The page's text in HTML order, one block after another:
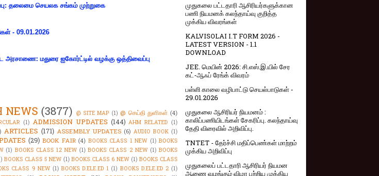
தலைமை செயலக சங்கம் முற்றுகை
- 09.01.2026
அரசாணை: மதுரை ஐகோர்ட்டில் வழக்கு ஒத்திவைப்பு
NEWS (3877) @ SITE MAP (1) @ செய்தி துளிகள் (4)
(1) ADMISSION UPDATES (144) AHM RELATED (1)
ARTICLES (171) ASSEMBLY UPDATES (6) AUDIO BOOK (1)
(29) BOOK FAIR (4) BOOKS CLASS 1 NEW (1) BOOKS
(1) BOOKS CLASS 12 NEW (1) BOOKS CLASS 2 NEW (1) BOOKS
BOOKS CLASS 5 NEW (1) BOOKS CLASS 6 NEW (1) BOOKS CLASS
CLASS 9 NEW (1) BOOKS D.ELE.ED 1 (1) BOOKS D.ELE.ED 2 (1)
முதுகலை பட்டதாரி ஆசிரியர்களுக்கான
பணி நியமனக் கலந்தாய்வு குறித்த
முக்கிய விவரங்கள்
KALVISOLAI I.T FORM 2026 -
LATEST VERSION - 1.1
DOWNLOAD
JEE. மெயின் 2026: சி.எஸ்.இ.யில் சேர
கட்-ஆஃப் ரேங்க் விவரம்
பள்ளி காலை வழிபாட்டு செயல்பாடுகள் -
29.01.2026
முதுகலை ஆசிரியர் நியமனம் :
காலிப்பணியிடங்கள் சேகரிப்பு. கலந்தாய்வு
தேதி விரைவில் அறிவிப்பு.
TNTET - தேர்ச்சி மதிப்பெண்கள் மாற்றம்
முக்கிய அறிவிப்பு
முதுகலைப் பட்டதாரி ஆசிரியர் நியமன
ஆணை வழங்கும் விழா பற்றிய முக்கிய